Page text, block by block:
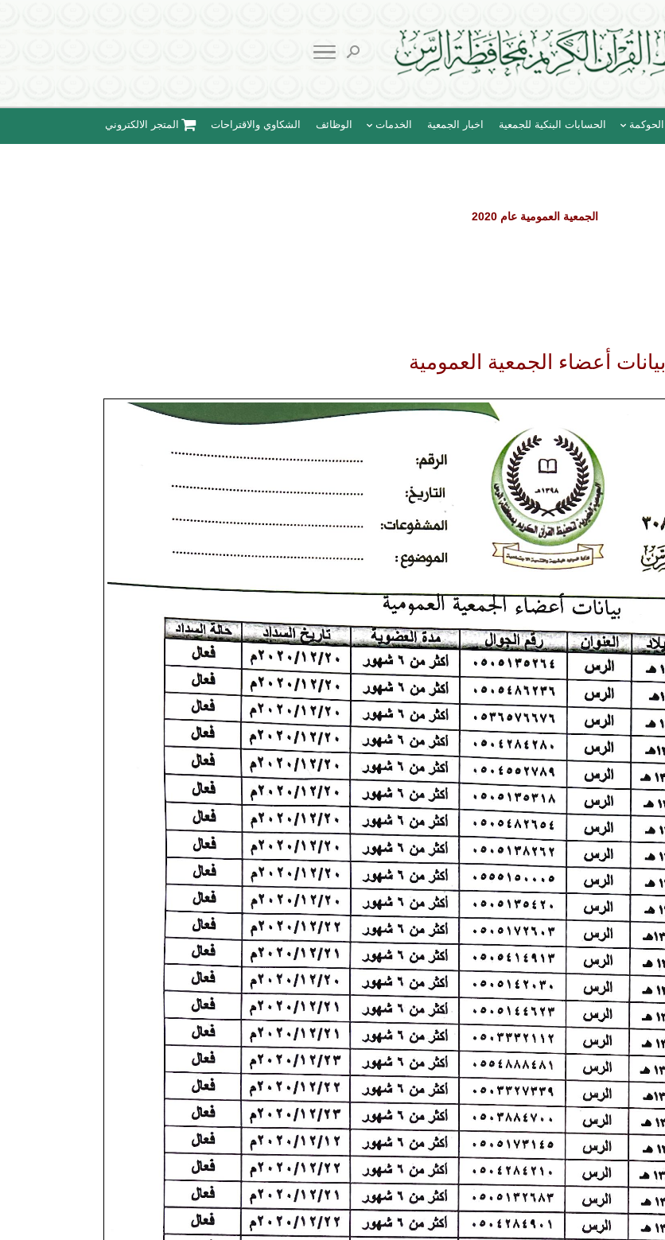
الحوكمة الحسابات البنكية للجمعية اخبار الجمعية الخدمات الوظائف الشكاوي والاقتراحات المتجر الالكتروني
الجمعية العمومية عام 2020
بيانات أعضاء الجمعية العمومية